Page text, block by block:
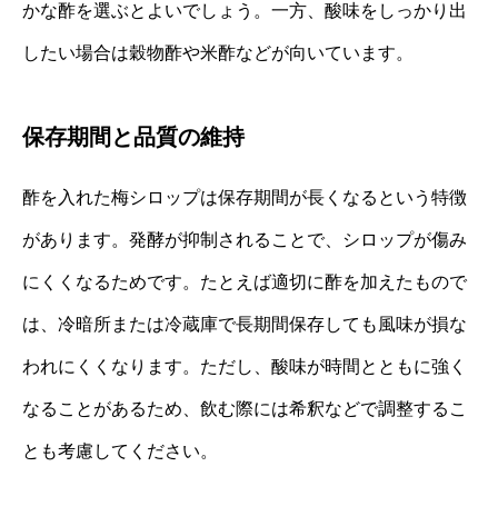
かな酢を選ぶとよいでしょう。一方、酸味をしっかり出
したい場合は穀物酢や米酢などが向いています。
保存期間と品質の維持
酢を入れた梅シロップは保存期間が長くなるという特徴
があります。発酵が抑制されることで、シロップが傷み
にくくなるためです。たとえば適切に酢を加えたもので
は、冷暗所または冷蔵庫で長期間保存しても風味が損な
われにくくなります。ただし、酸味が時間とともに強く
なることがあるため、飲む際には希釈などで調整するこ
とも考慮してください。